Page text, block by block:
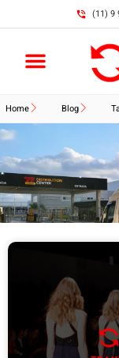
(11) 9
Home Blog